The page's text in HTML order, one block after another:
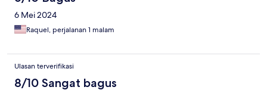
6 Mei 2024
Raquel, perjalanan 1 malam
Ulasan terverifikasi
8/10 Sangat bagus